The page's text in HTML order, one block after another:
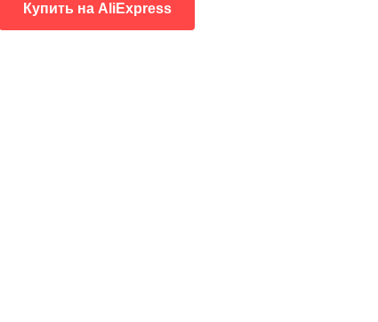
Купить на AliExpress